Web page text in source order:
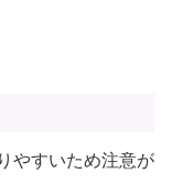
やすいため注意が